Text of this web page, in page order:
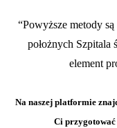
“Powyższe metody
położnych
element
Na naszej platformie
Ci przygotować